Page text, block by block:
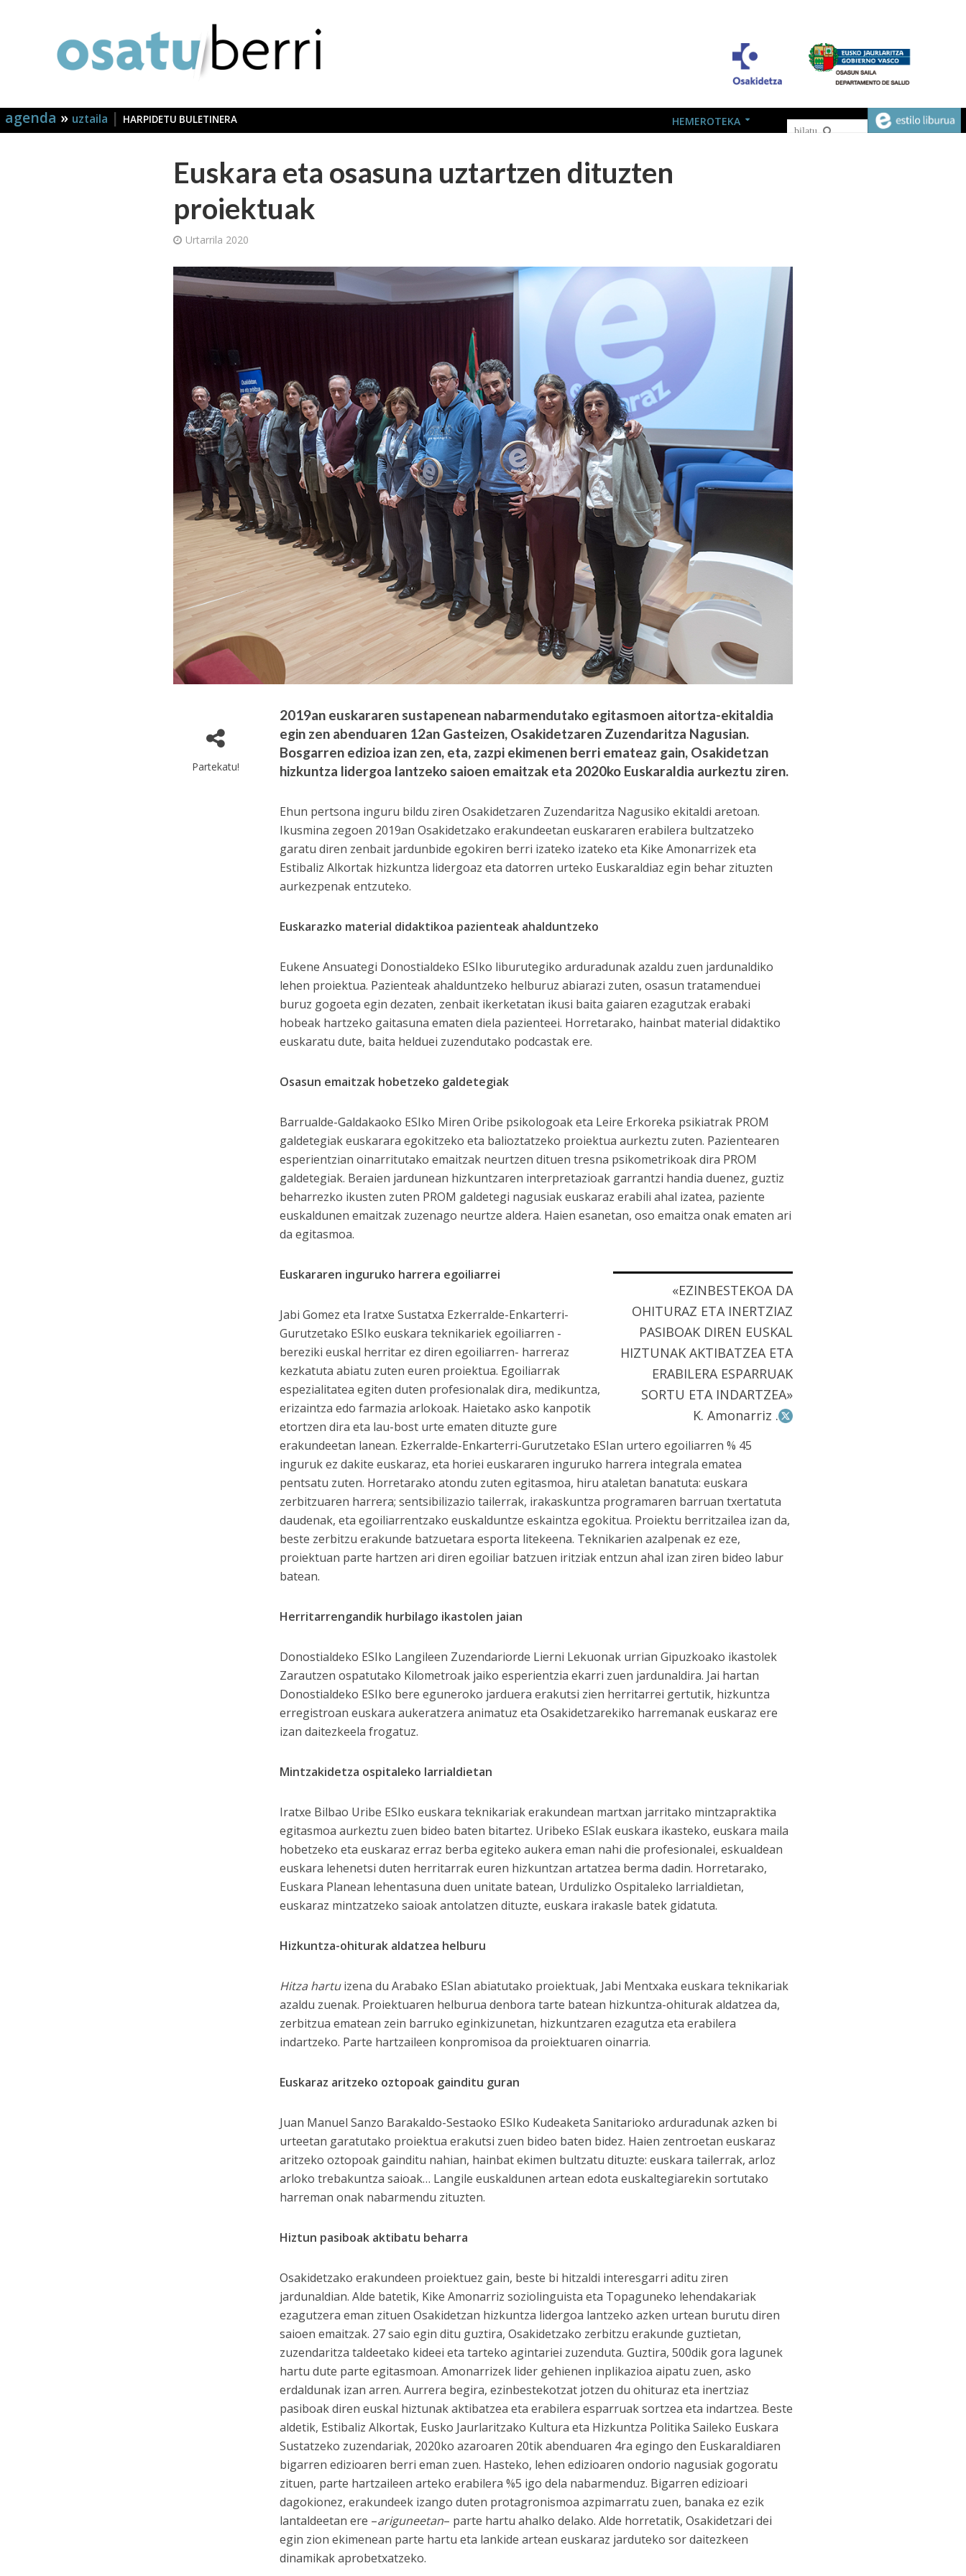
agenda » uztaila | HARPIDETU BULETINERA HEMEROTEKA
Euskara eta osasuna uztartzen dituzten
proiektuak
Urtarrila 2020
Partekatu!
2019an euskararen sustapenean nabarmendutako egitasmoen aitortza-ekitaldia
egin zen abenduaren 12an Gasteizen, Osakidetzaren Zuzendaritza Nagusian.
Bosgarren edizioa izan zen, eta, zazpi ekimenen berri emateaz gain, Osakidetzan
hizkuntza lidergoa lantzeko saioen emaitzak eta 2020ko Euskaraldia aurkeztu ziren.
Ehun pertsona inguru bildu ziren Osakidetzaren Zuzendaritza Nagusiko ekitaldi aretoan.
Ikusmina zegoen 2019an Osakidetzako erakundeetan euskararen erabilera bultzatzeko
garatu diren zenbait jardunbide egokiren berri izateko izateko eta Kike Amonarrizek eta
Estibaliz Alkortak hizkuntza lidergoaz eta datorren urteko Euskaraldiaz egin behar zituzten
aurkezpenak entzuteko.
Euskarazko material didaktikoa pazienteak ahalduntzeko
Eukene Ansuategi Donostialdeko ESIko liburutegiko arduradunak azaldu zuen jardunaldiko
lehen proiektua. Pazienteak ahalduntzeko helburuz abiarazi zuten, osasun tratamenduei
buruz gogoeta egin dezaten, zenbait ikerketatan ikusi baita gaiaren ezagutzak erabaki
hobeak hartzeko gaitasuna ematen diela pazienteei. Horretarako, hainbat material didaktiko
euskaratu dute, baita helduei zuzendutako podcastak ere.
Osasun emaitzak hobetzeko galdetegiak
Barrualde-Galdakaoko ESIko Miren Oribe psikologoak eta Leire Erkoreka psikiatrak PROM
galdetegiak euskarara egokitzeko eta balioztatzeko proiektua aurkeztu zuten. Pazientearen
esperientzian oinarritutako emaitzak neurtzen dituen tresna psikometrikoak dira PROM
galdetegiak. Beraien jardunean hizkuntzaren interpretazioak garrantzi handia duenez, guztiz
beharrezko ikusten zuten PROM galdetegi nagusiak euskaraz erabili ahal izatea, paziente
euskaldunen emaitzak zuzenago neurtze aldera. Haien esanetan, oso emaitza onak ematen ari
da egitasmoa.
«EZINBESTEKOA DA
OHITURAZ ETA INERTZIAZ
PASIBOAK DIREN EUSKAL
HIZTUNAK AKTIBATZEA ETA
ERABILERA ESPARRUAK
SORTU ETA INDARTZEA»
K. Amonarriz .
Euskararen inguruko harrera egoiliarrei
Jabi Gomez eta Iratxe Sustatxa Ezkerralde-Enkarterri-
Gurutzetako ESIko euskara teknikariek egoiliarren -
bereziki euskal herritar ez diren egoiliarren- harreraz
kezkatuta abiatu zuten euren proiektua. Egoiliarrak
espezialitatea egiten duten profesionalak dira, medikuntza,
erizaintza edo farmazia arlokoak. Haietako asko kanpotik
etortzen dira eta lau-bost urte ematen dituzte gure
erakundeetan lanean. Ezkerralde-Enkarterri-Gurutzetako ESIan urtero egoiliarren % 45
inguruk ez dakite euskaraz, eta horiei euskararen inguruko harrera integrala ematea
pentsatu zuten. Horretarako atondu zuten egitasmoa, hiru ataletan banatuta: euskara
zerbitzuaren harrera; sentsibilizazio tailerrak, irakaskuntza programaren barruan txertatuta
daudenak, eta egoiliarrentzako euskalduntze eskaintza egokitua. Proiektu berritzailea izan da,
beste zerbitzu erakunde batzuetara esporta litekeena. Teknikarien azalpenak ez eze,
proiektuan parte hartzen ari diren egoiliar batzuen iritziak entzun ahal izan ziren bideo labur
batean.
Herritarrengandik hurbilago ikastolen jaian
Donostialdeko ESIko Langileen Zuzendariorde Lierni Lekuonak urrian Gipuzkoako ikastolek
Zarautzen ospatutako Kilometroak jaiko esperientzia ekarri zuen jardunaldira. Jai hartan
Donostialdeko ESIko bere eguneroko jarduera erakutsi zien herritarrei gertutik, hizkuntza
erregistroan euskara aukeratzera animatuz eta Osakidetzarekiko harremanak euskaraz ere
izan daitezkeela frogatuz.
Mintzakidetza ospitaleko larrialdietan
Iratxe Bilbao Uribe ESIko euskara teknikariak erakundean martxan jarritako mintzapraktika
egitasmoa aurkeztu zuen bideo baten bitartez. Uribeko ESIak euskara ikasteko, euskara maila
hobetzeko eta euskaraz erraz berba egiteko aukera eman nahi die profesionalei, eskualdean
euskara lehenetsi duten herritarrak euren hizkuntzan artatzea berma dadin. Horretarako,
Euskara Planean lehentasuna duen unitate batean, Urdulizko Ospitaleko larrialdietan,
euskaraz mintzatzeko saioak antolatzen dituzte, euskara irakasle batek gidatuta.
Hizkuntza-ohiturak aldatzea helburu
Hitza hartuizena du Arabako ESIan abiatutako proiektuak, Jabi Mentxaka euskara teknikariak
azaldu zuenak. Proiektuaren helburua denbora tarte batean hizkuntza-ohiturak aldatzea da,
zerbitzua ematean zein barruko eginkizunetan, hizkuntzaren ezagutza eta erabilera
indartzeko. Parte hartzaileen konpromisoa da proiektuaren oinarria.
Euskaraz aritzeko oztopoak gainditu guran
Juan Manuel Sanzo Barakaldo-Sestaoko ESIko Kudeaketa Sanitarioko arduradunak azken bi
urteetan garatutako proiektua erakutsi zuen bideo baten bidez. Haien zentroetan euskaraz
aritzeko oztopoak gainditu nahian, hainbat ekimen bultzatu dituzte: euskara tailerrak, arloz
arloko trebakuntza saioak… Langile euskaldunen artean edota euskaltegiarekin sortutako
harreman onak nabarmendu zituzten.
Hiztun pasiboak aktibatu beharra
Osakidetzako erakundeen proiektuez gain, beste bi hitzaldi interesgarri aditu ziren
jardunaldian. Alde batetik, Kike Amonarriz soziolinguista eta Topaguneko lehendakariak
ezagutzera eman zituen Osakidetzan hizkuntza lidergoa lantzeko azken urtean burutu diren
saioen emaitzak. 27 saio egin ditu guztira, Osakidetzako zerbitzu erakunde guztietan,
zuzendaritza taldeetako kideei eta tarteko agintariei zuzenduta. Guztira, 500dik gora lagunek
hartu dute parte egitasmoan. Amonarrizek lider gehienen inplikazioa aipatu zuen, asko
erdaldunak izan arren. Aurrera begira, ezinbestekotzat jotzen du ohituraz eta inertziaz
pasiboak diren euskal hiztunak aktibatzea eta erabilera esparruak sortzea eta indartzea. Beste
aldetik, Estibaliz Alkortak, Eusko Jaurlaritzako Kultura eta Hizkuntza Politika Saileko Euskara
Sustatzeko zuzendariak, 2020ko azaroaren 20tik abenduaren 4ra egingo den Euskaraldiaren
bigarren edizioaren berri eman zuen. Hasteko, lehen edizioaren ondorio nagusiak gogoratu
zituen, parte hartzaileen arteko erabilera %5 igo dela nabarmenduz. Bigarren edizioari
dagokionez, erakundeek izango duten protagronismoa azpimarratu zuen, banaka ez ezik
lantaldeetan ere –ariguneetan– parte hartu ahalko delako. Alde horretatik, Osakidetzari dei
egin zion ekimenean parte hartu eta lankide artean euskaraz jarduteko sor daitezkeen
dinamikak aprobetxatzeko.